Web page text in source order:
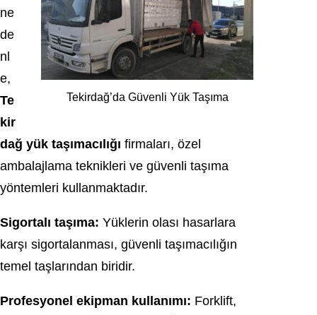
Tekirdağ’da Güvenli Yük Taşıma
ne
de
nl
e,
Te
kir
dağ yük taşımacılığı firmaları, özel
ambalajlama teknikleri ve güvenli taşıma
yöntemleri kullanmaktadır.
Sigortalı taşıma: Yüklerin olası hasarlara
karşı sigortalanması, güvenli taşımacılığın
temel taşlarından biridir.
Profesyonel ekipman kullanımı: Forklift,